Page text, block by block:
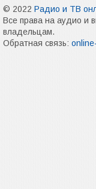
© 2022 Радио и ТВ
Все права на аудио и
владельцам.
Обратная связь: